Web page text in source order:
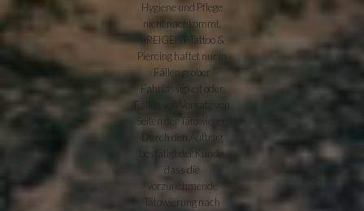
Hygiene und Pflege
nicht nachkommt.
FREIGEIST Tattoo &
Piercing haftet nur in
Fällen grober
Fahrlässigkeit oder
Fällen von Vorsatz von
Seiten der Tätowierer.
Durch den Auftrag
bestätigt der Kunde,
dass die
vorzunehmende
Tätowierung nach